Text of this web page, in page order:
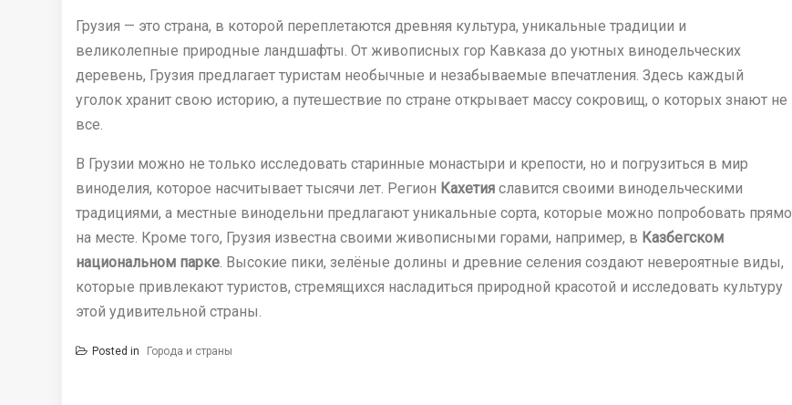
Грузия — это страна, в которой переплетаются древняя культура, уникальные традиции и
великолепные природные ландшафты. От живописных гор Кавказа до уютных винодельческих
деревень, Грузия предлагает туристам необычные и незабываемые впечатления. Здесь каждый
уголок хранит свою историю, а путешествие по стране открывает массу сокровищ, о которых знают не
все.
В Грузии можно не только исследовать старинные монастыри и крепости, но и погрузиться в мир
виноделия, которое насчитывает тысячи лет. Регион Кахетия славится своими винодельческими
традициями, а местные винодельни предлагают уникальные сорта, которые можно попробовать прямо
на месте. Кроме того, Грузия известна своими живописными горами, например, в Казбегском
национальном парке. Высокие пики, зелёные долины и древние селения создают невероятные виды,
которые привлекают туристов, стремящихся насладиться природной красотой и исследовать культуру
этой удивительной страны.
Posted in Города и страны